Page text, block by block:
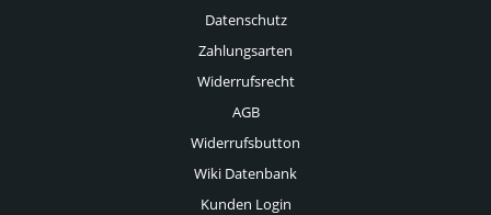
Datenschutz
Zahlungsarten
Widerrufsrecht
AGB
Widerrufsbutton
Wiki Datenbank
Kunden Login